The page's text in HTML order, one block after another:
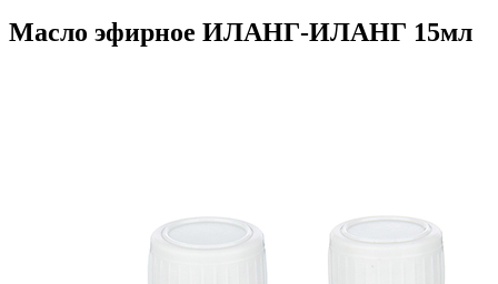
Масло эфирное ИЛАНГ-ИЛАНГ 15мл